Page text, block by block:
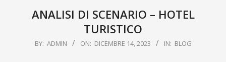
software
commercialisti
NavigationANALISI DI SCENARIO – HOTEL
TURISTICO
BY: ADMIN ON: DICEMBRE 14, 2023 IN: BLOG